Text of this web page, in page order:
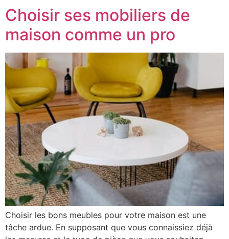
Choisir ses mobiliers de
maison comme un pro
Choisir les bons meubles pour votre maison est une
tâche ardue. En supposant que vous connaissiez déjà